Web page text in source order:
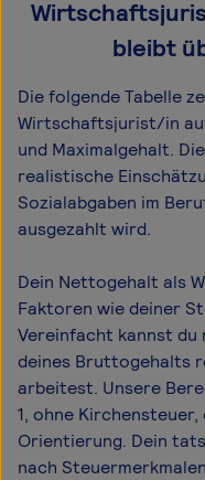
bleibt
Die folgende Tabelle
Wirtschaftsjurist/in
und Maximal­gehalt.
realistische
Sozialabgaben im
ausgezahlt wird.
Dein Nettogehalt als
Faktoren wie deiner
Vereinfacht kannst du
deines Bruttogehalts
arbeitest. Unsere
1, ohne
Orientierung. Dein
nach